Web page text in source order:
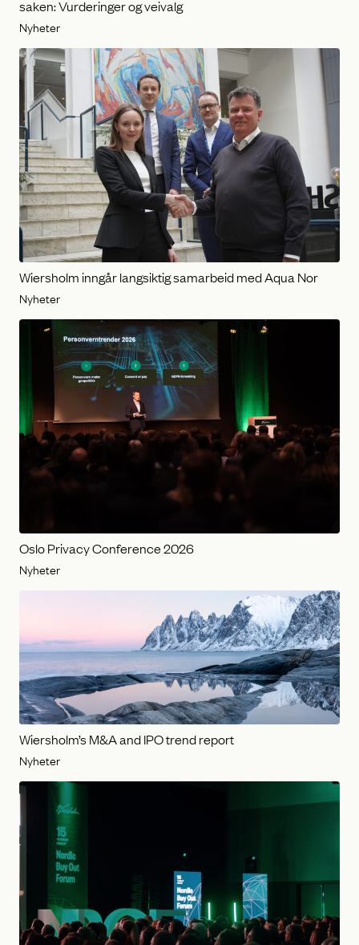
saken: Vurderinger og veivalg
Nyheter
Wiersholm inngår langsiktig samarbeid med Aqua Nor
Nyheter
Oslo Privacy Conference 2026
Nyheter
Wiersholm’s M&A and IPO trend report
Nyheter